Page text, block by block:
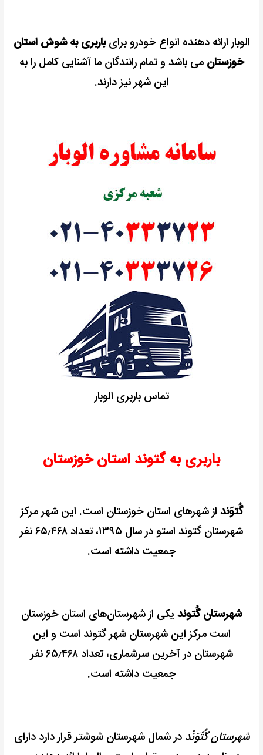
الوبار ارائه دهنده انواع خودرو برایباربری به شوش استان
خوزستان می باشد و تمام رانندگان ما آشنایی کامل را به
این شهر نیز دارند.
تماس باربری الوبار
باربری به گتوند استان خوزستان
گُتوَند از شهرهای استان خوزستان است. این شهر مرکز
شهرستان گتوند استو در سال ۱۳۹۵، تعداد ۶۵٫۴۶۸ نفر
جمعیت داشته است.
شهرستان گُتوند یکی از شهرستان‌های استان خوزستان
است مرکز این شهرستان شهر گتوند است و این
شهرستان در آخرین سرشماری، تعداد ۶۵٫۴۶۸ نفر
جمعیت داشته است.
شهرستان گُتْوَنْد در شمال شهرستان شوشتر قرار دارد دارای